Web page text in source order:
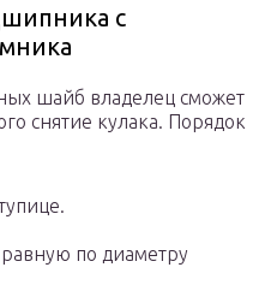
с
шайб владелец сможет
снятие кулака. Порядок
по диаметру